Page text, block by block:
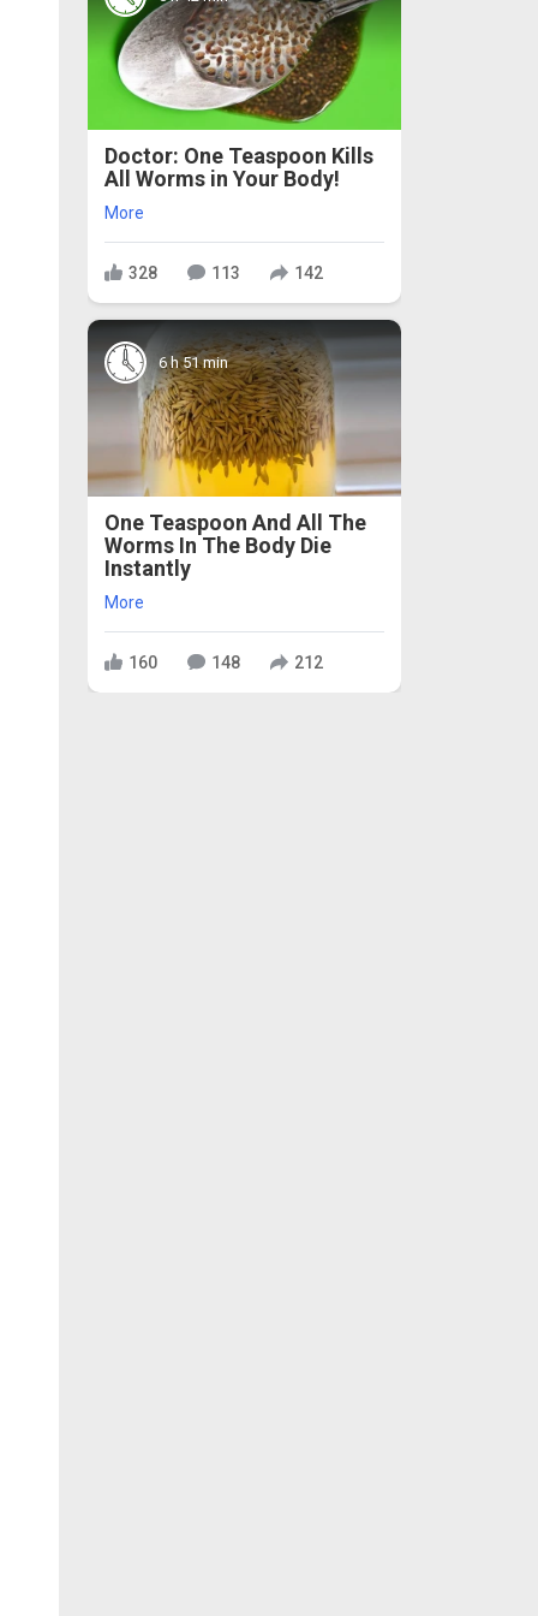
Doctor: One Teaspoon Kills
All Worms in Your Body!
More
328 113 142
6 h 51 min
One Teaspoon And All The
Worms In The Body Die
Instantly
More
160 148 212